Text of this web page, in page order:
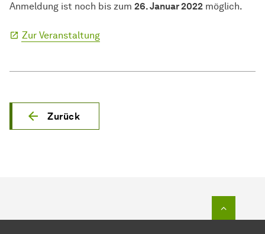
Anmeldung ist noch bis zum 26. Januar 2022 möglich.
Zur Veranstaltung
Zurück